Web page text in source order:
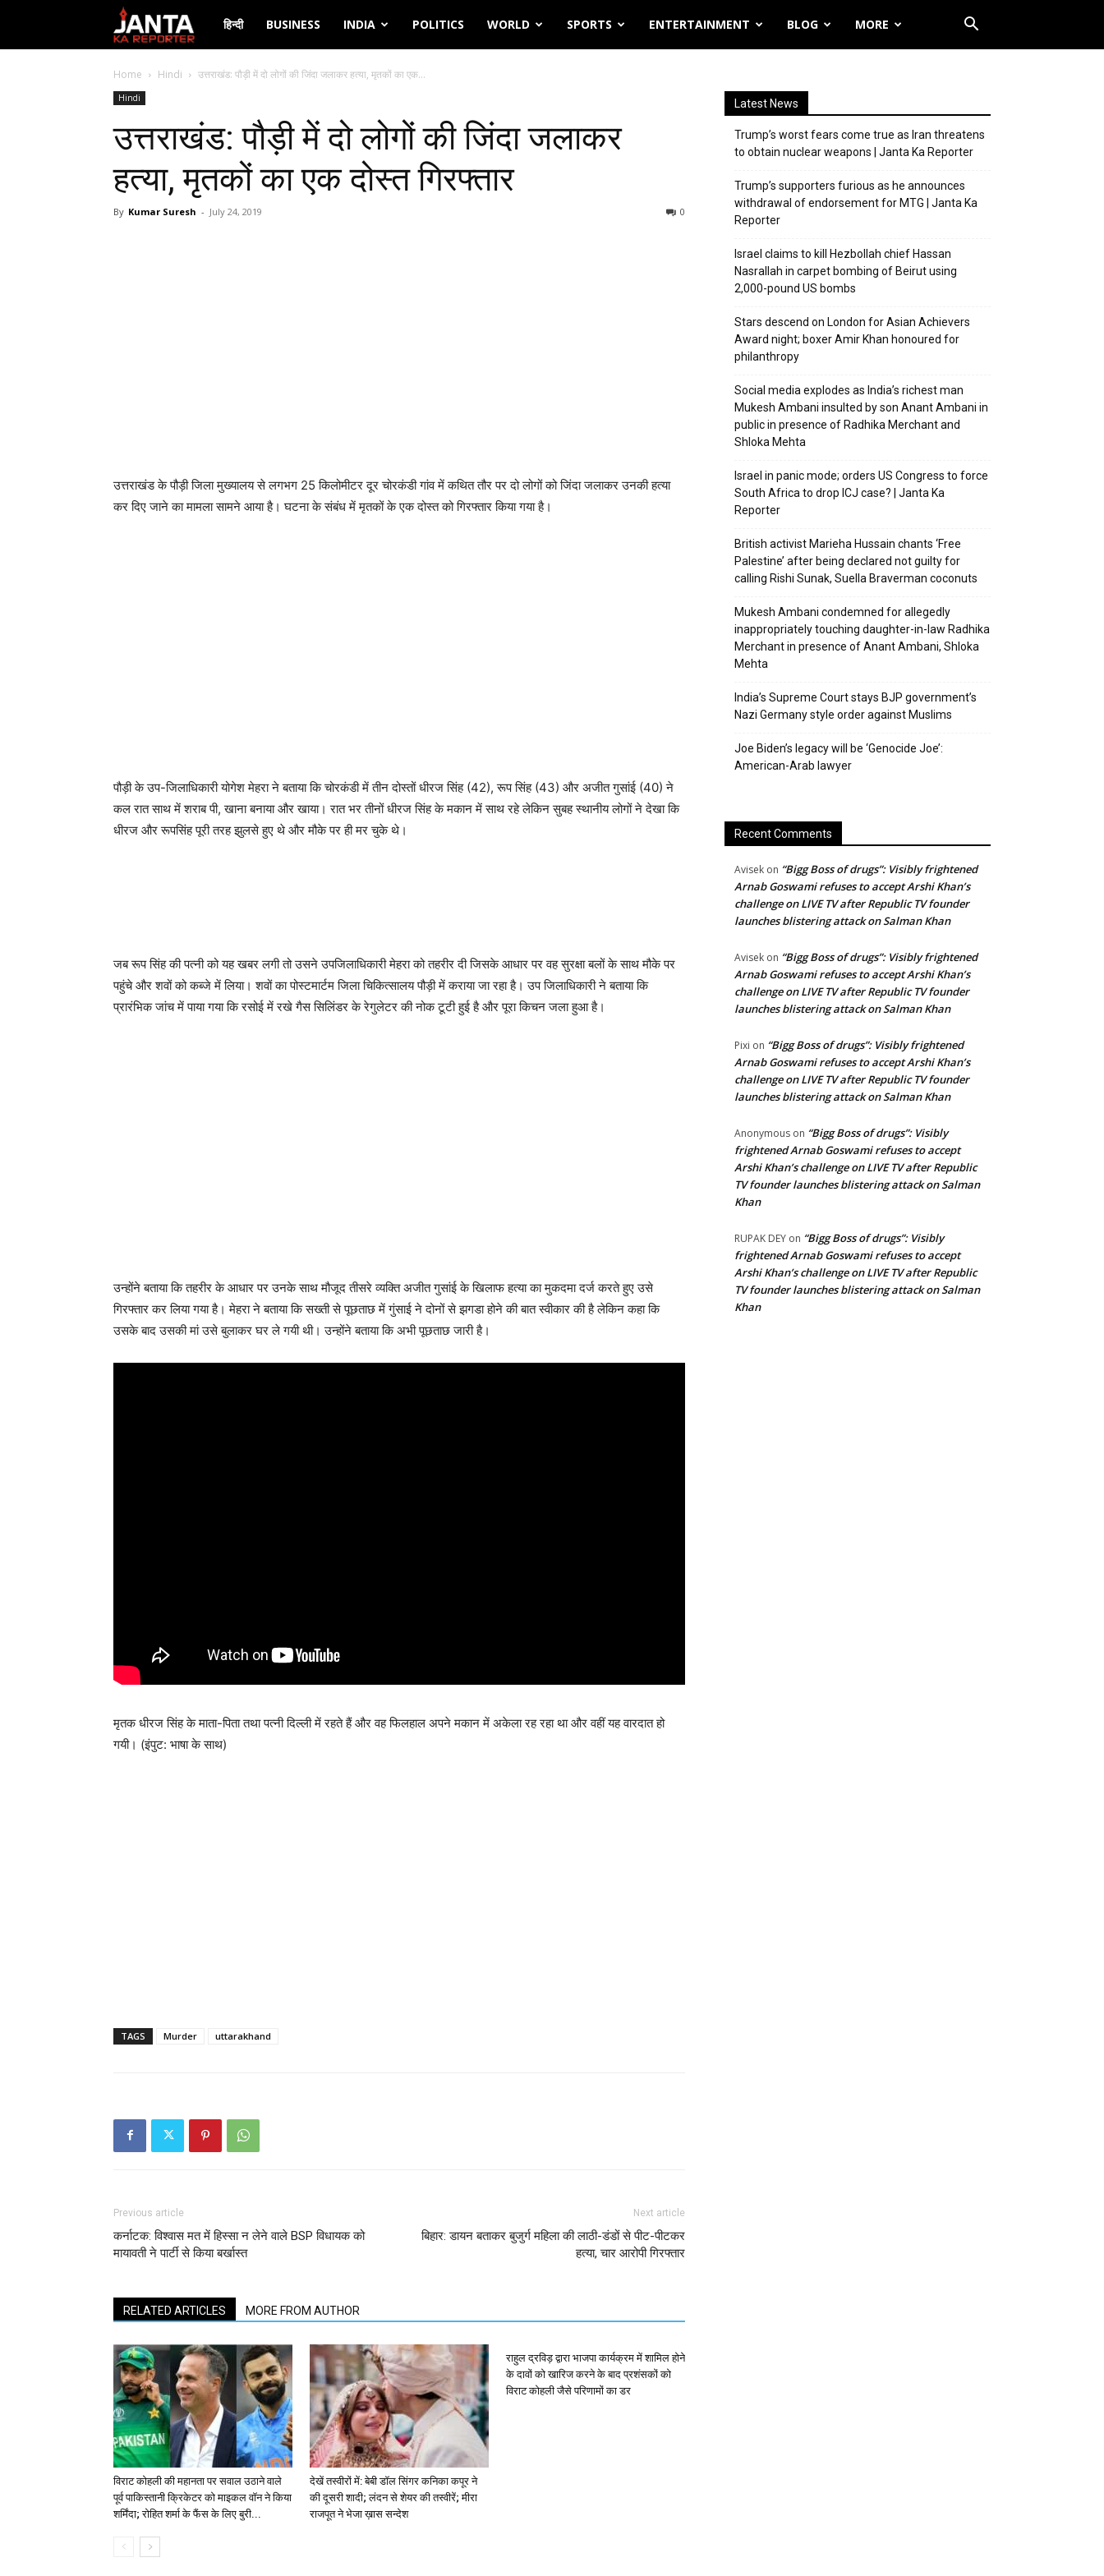
Janta
Ka
Reporter
हिन्दी BUSINESS INDIA POLITICS WORLD SPORTS ENTERTAINMENT BLOG MORE
Home Hindi उत्तराखंड: पौड़ी में दो लोगों की जिंदा जलाकर हत्या, मृतकों का एक...
Hindi
उत्तराखंड: पौड़ी में दो लोगों की जिंदा जलाकर
हत्या, मृतकों का एक दोस्त गिरफ्तार
By Kumar Suresh - July 24, 2019 0
उत्तराखंड के पौड़ी जिला मुख्यालय से लगभग 25 किलोमीटर दूर चोरकंडी गांव में कथित तौर पर दो लोगों को जिंदा जलाकर उनकी हत्या
कर दिए जाने का मामला सामने आया है। घटना के संबंध में मृतकों के एक दोस्त को गिरफ्तार किया गया है।
पौड़ी के उप-जिलाधिकारी योगेश मेहरा ने बताया कि चोरकंडी में तीन दोस्तों धीरज सिंह (42), रूप सिंह (43) और अजीत गुसांई (40) ने
कल रात साथ में शराब पी, खाना बनाया और खाया। रात भर तीनों धीरज सिंह के मकान में साथ रहे लेकिन सुबह स्थानीय लोगों ने देखा कि
धीरज और रूपसिंह पूरी तरह झुलसे हुए थे और मौके पर ही मर चुके थे।
जब रूप सिंह की पत्नी को यह खबर लगी तो उसने उपजिलाधिकारी मेहरा को तहरीर दी जिसके आधार पर वह सुरक्षा बलों के साथ मौके पर
पहुंचे और शवों को कब्जे में लिया। शवों का पोस्टमार्टम जिला चिकित्सालय पौड़ी में कराया जा रहा है। उप जिलाधिकारी ने बताया कि
प्रारंभिक जांच में पाया गया कि रसोई में रखे गैस सिलिंडर के रेगुलेटर की नोक टूटी हुई है और पूरा किचन जला हुआ है।
उन्होंने बताया कि तहरीर के आधार पर उनके साथ मौजूद तीसरे व्यक्ति अजीत गुसांई के खिलाफ हत्या का मुकदमा दर्ज करते हुए उसे
गिरफ्तार कर लिया गया है। मेहरा ने बताया कि सख्ती से पूछताछ में गुंसाई ने दोनों से झगडा होने की बात स्वीकार की है लेकिन कहा कि
उसके बाद उसकी मां उसे बुलाकर घर ले गयी थी। उन्होंने बताया कि अभी पूछताछ जारी है।
मृतक धीरज सिंह के माता-पिता तथा पत्नी दिल्ली में रहते हैं और वह फिलहाल अपने मकान में अकेला रह रहा था और वहीं यह वारदात हो
गयी। (इंपुट: भाषा के साथ)
TAGS Murder uttarakhand
Previous article
कर्नाटक: विश्वास मत में हिस्सा न लेने वाले BSP विधायक को
मायावती ने पार्टी से किया बर्खास्त
Next article
बिहार: डायन बताकर बुजुर्ग महिला की लाठी-डंडों से पीट-पीटकर
हत्या, चार आरोपी गिरफ्तार
RELATED ARTICLES MORE FROM AUTHOR
विराट कोहली की महानता पर सवाल उठाने वाले
पूर्व पाकिस्तानी क्रिकेटर को माइकल वॉन ने किया
शर्मिंदा; रोहित शर्मा के फैंस के लिए बुरी...
देखें तस्वीरों में: बेबी डॉल सिंगर कनिका कपूर ने
की दूसरी शादी; लंदन से शेयर की तस्वीरें; मीरा
राजपूत ने भेजा ख़ास सन्देश
राहुल द्रविड़ द्वारा भाजपा कार्यक्रम में शामिल होने
के दावों को खारिज करने के बाद प्रशंसकों को
विराट कोहली जैसे परिणामों का डर
Latest News
Trump’s worst fears come true as Iran threatens
to obtain nuclear weapons | Janta Ka Reporter
Trump’s supporters furious as he announces
withdrawal of endorsement for MTG | Janta Ka
Reporter
Israel claims to kill Hezbollah chief Hassan
Nasrallah in carpet bombing of Beirut using
2,000-pound US bombs
Stars descend on London for Asian Achievers
Award night; boxer Amir Khan honoured for
philanthropy
Social media explodes as India’s richest man
Mukesh Ambani insulted by son Anant Ambani in
public in presence of Radhika Merchant and
Shloka Mehta
Israel in panic mode; orders US Congress to force
South Africa to drop ICJ case? | Janta Ka
Reporter
British activist Marieha Hussain chants ‘Free
Palestine’ after being declared not guilty for
calling Rishi Sunak, Suella Braverman coconuts
Mukesh Ambani condemned for allegedly
inappropriately touching daughter-in-law Radhika
Merchant in presence of Anant Ambani, Shloka
Mehta
India’s Supreme Court stays BJP government’s
Nazi Germany style order against Muslims
Joe Biden’s legacy will be ‘Genocide Joe’:
American-Arab lawyer
Recent Comments
Avisek on “Bigg Boss of drugs”: Visibly frightened
Arnab Goswami refuses to accept Arshi Khan’s
challenge on LIVE TV after Republic TV founder
launches blistering attack on Salman Khan
Avisek on “Bigg Boss of drugs”: Visibly frightened
Arnab Goswami refuses to accept Arshi Khan’s
challenge on LIVE TV after Republic TV founder
launches blistering attack on Salman Khan
Pixi on “Bigg Boss of drugs”: Visibly frightened
Arnab Goswami refuses to accept Arshi Khan’s
challenge on LIVE TV after Republic TV founder
launches blistering attack on Salman Khan
Anonymous on “Bigg Boss of drugs”: Visibly
frightened Arnab Goswami refuses to accept
Arshi Khan’s challenge on LIVE TV after Republic
TV founder launches blistering attack on Salman
Khan
RUPAK DEY on “Bigg Boss of drugs”: Visibly
frightened Arnab Goswami refuses to accept
Arshi Khan’s challenge on LIVE TV after Republic
TV founder launches blistering attack on Salman
Khan